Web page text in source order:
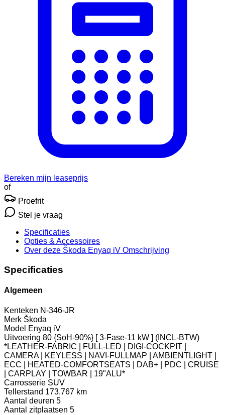
Bereken mijn leaseprijs
of
Proefrit
Stel je vraag
Specificaties
Opties & Accessoires
Over deze Škoda Enyaq iV Omschrijving
Specificaties
Algemeen
Kenteken N-346-JR
Merk Škoda
Model Enyaq iV
Uitvoering 80 {SoH-90%} [ 3-Fase-11 kW ] (INCL-BTW)
*LEATHER-FABRIC | FULL-LED | DIGI-COCKPIT |
CAMERA | KEYLESS | NAVI-FULLMAP | AMBIENTLIGHT |
ECC | HEATED-COMFORTSEATS | DAB+ | PDC | CRUISE
| CARPLAY | TOWBAR | 19"ALU*
Carrosserie SUV
Tellerstand 173.767 km
Aantal deuren 5
Aantal zitplaatsen 5